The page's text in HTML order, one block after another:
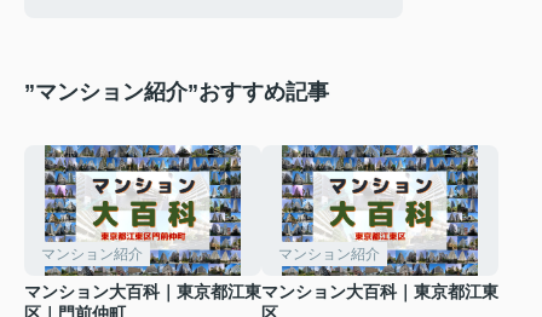
”マンション紹介”おすすめ記事
マンション紹介
マンション大百科｜東京都江東
マンション紹介
マンション大百科｜東京都江東